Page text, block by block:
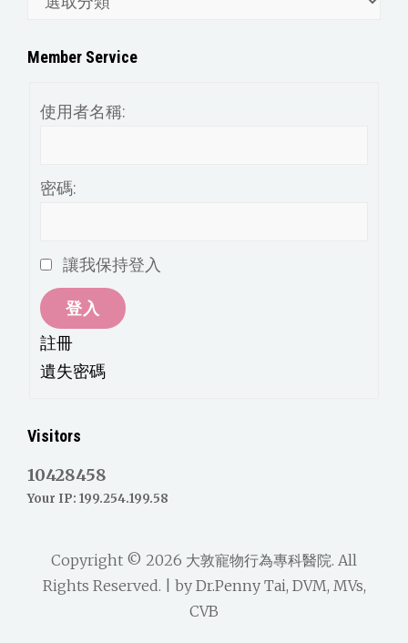
分
Member Service
使用者名稱:
密碼:
讓我保持登入
登入
註冊
遺失密碼
Visitors
10428458
Your IP: 199.254.199.58
Copyright © 2026 大敦寵物行為專科醫院. All
Rights Reserved. | by Dr.Penny Tai, DVM, MVs,
CVB